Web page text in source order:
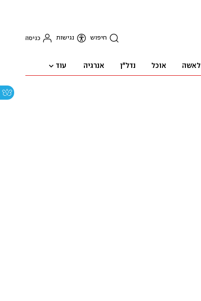
חיפוש נגישות כניסה
לאשה אוכל נדל"ן אנרגיה עוד